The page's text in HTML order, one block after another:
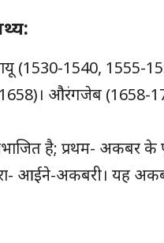
(1530-1540, 1555-
1658)। औरंगजेब (1658-
है; प्रथम- अकबर के
आईने-अकबरी। यह